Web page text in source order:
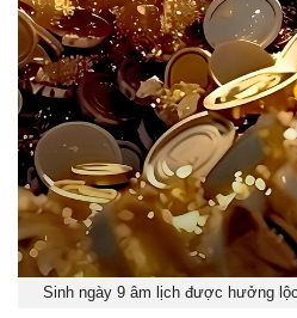
Sinh ngày 9 âm lịch được hưởng